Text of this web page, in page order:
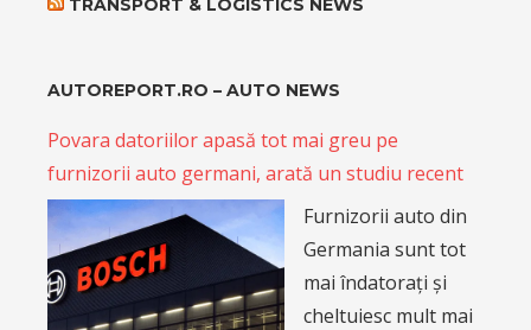
AUTOREPORT.RO – AUTO NEWS
Povara datoriilor apasă tot mai greu pe
furnizorii auto germani, arată un studiu recent
Furnizorii auto din
Germania sunt tot
mai îndatorați și
cheltuiesc mult mai